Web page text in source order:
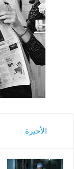
الأخيرة